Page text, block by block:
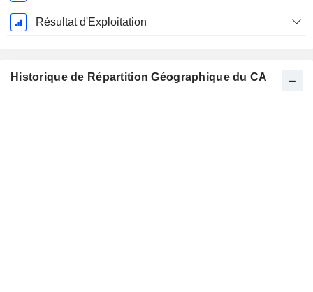
Résultat d'Exploitation
Historique de Répartition Géographique du CA